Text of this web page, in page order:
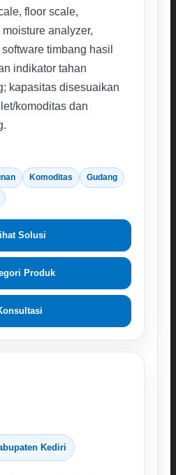
floor scale,
analyzer,
timbang hasil
indikator tahan
kapasitas disesuaikan
komoditas dan
Komoditas Gudang
Solusi
Produk
Kediri